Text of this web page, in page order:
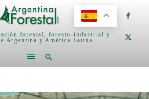
forestal, foresto-industrial y
Argentina y América Latina